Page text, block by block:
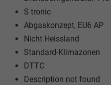
S tronic
Abgaskonzept, EU6 AP
Nicht Heissland
Standard-Klimazonen
DTTC
Description not found